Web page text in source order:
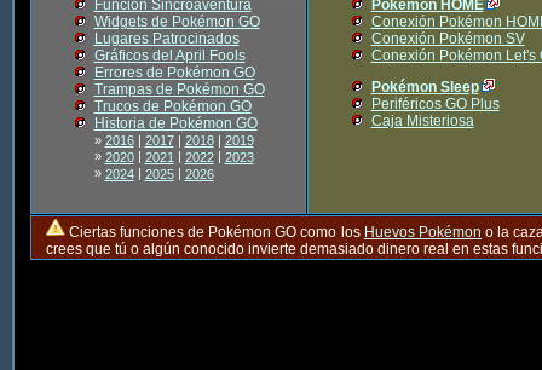
Función Sincroaventura
Widgets de Pokémon GO
Lugares Patrocinados
Gráficos del April Fools
Errores de Pokémon GO
Trampas de Pokémon GO
Trucos de Pokémon GO
Historia de Pokémon GO
» 2016| 2017| 2018| 2019
» 2020| 2021| 2022| 2023
» 2024| 2025| 2026
Pokémon HOME
Conexión Pokémon
Conexión Pokémon SV
Conexión Pokémon Let's
Pokémon Sleep
Periféricos GO Plus
Caja Misteriosa
Ciertas funciones de Pokémon GO como los Huevos Pokémon o la
crees que tú o algún conocido invierte demasiado dinero real en estas